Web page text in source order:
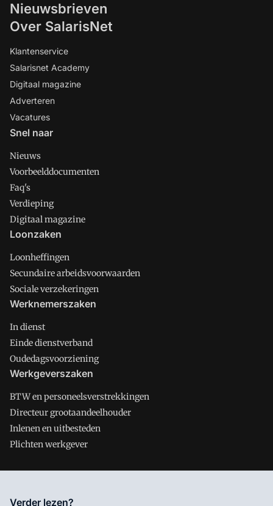
Nieuwsbrieven
Over SalarisNet
Klantenservice
Salarisnet Academy
Digitaal magazine
Adverteren
Vacatures
Snel naar
Nieuws
Voorbeelddocumenten
Faq's
Verdieping
Digitaal magazine
Loonzaken
Loonheffingen
Secundaire arbeidsvoorwaarden
Sociale verzekeringen
Werknemerszaken
In dienst
Einde dienstverband
Oudedagsvoorziening
Werkgeverszaken
BTW en personeelsverstrekkingen
Directeur grootaandeelhouder
Inlenen en uitbesteden
Plichten werkgever
Salarisnet is onderdeel van VMN media. Lees in
Verder lezen?